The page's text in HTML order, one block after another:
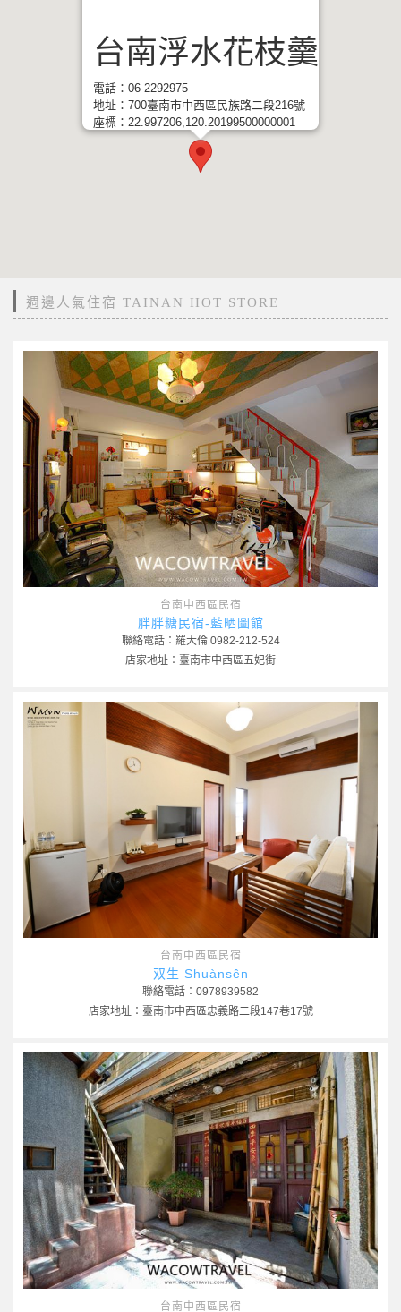
台南浮水花枝羹
電話：06-2292975
地址：700臺南市中西區民族路二段216號
座標：22.997206,120.20199500000001
週邊人氣住宿 TAINAN HOT STORE
台南中西區民宿
胖胖糖民宿-藍晒圖館
聯絡電話：羅大倫 0982-212-524
店家地址：臺南市中西區五妃街
台南中西區民宿
双生 Shuànsên
聯絡電話：0978939582
店家地址：臺南市中西區忠義路二段147巷17號
台南中西區民宿